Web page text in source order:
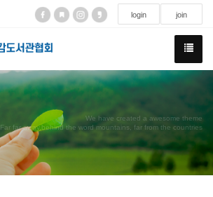
login join
We have created a awesome theme
Far far away,behind the word mountains, far from the countries